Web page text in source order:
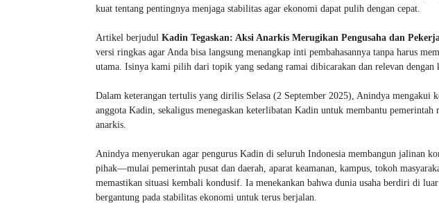
kuat tentang pentingnya menjaga stabilitas agar ekonomi dapat pulih dengan cepat.
Artikel berjudul Kadin Tegaskan: Aksi Anarkis Merugikan Pengusaha dan
versi ringkas agar Anda bisa langsung menangkap inti pembahasannya tanpa harus
utama. Isinya kami pilih dari topik yang sedang ramai dibicarakan dan relevan dengan
Dalam keterangan tertulis yang dirilis Selasa (2 September 2025), Anindya mengakui
anggota Kadin, sekaligus menegaskan keterlibatan Kadin untuk membantu pemerintah
anarkis.
Anindya menyerukan agar pengurus Kadin di seluruh Indonesia membangun jalinan
pihak—mulai pemerintah pusat dan daerah, aparat keamanan, kampus, tokoh
memastikan situasi kembali kondusif. Ia menekankan bahwa dunia usaha berdiri di
bergantung pada stabilitas ekonomi untuk terus berjalan.